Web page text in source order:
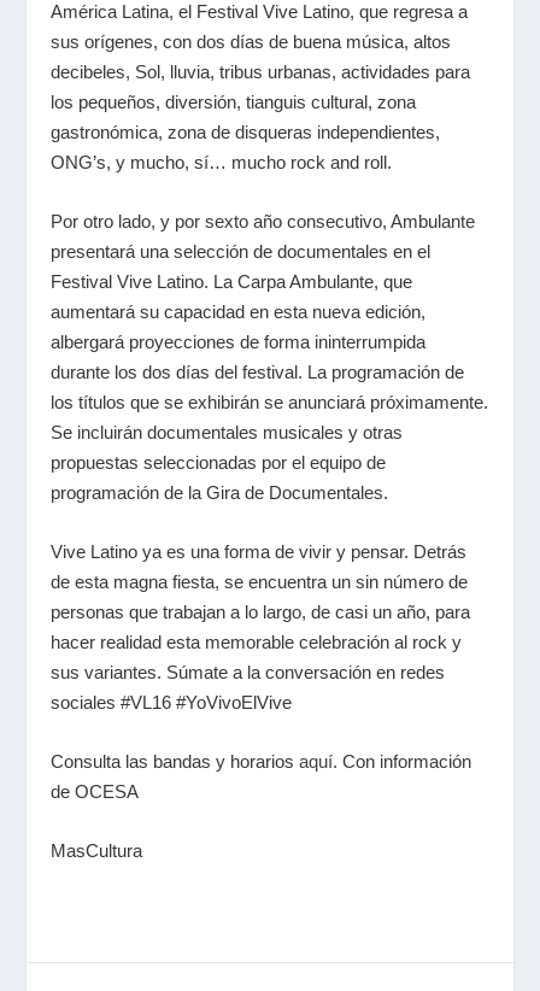
América Latina, el Festival Vive Latino, que regresa a
sus orígenes, con dos días de buena música, altos
decibeles, Sol, lluvia, tribus urbanas, actividades para
los pequeños, diversión, tianguis cultural, zona
gastronómica, zona de disqueras independientes,
ONG’s, y mucho, sí… mucho rock and roll.
Por otro lado, y por sexto año consecutivo, Ambulante
presentará una selección de documentales en el
Festival Vive Latino. La Carpa Ambulante, que
aumentará su capacidad en esta nueva edición,
albergará proyecciones de forma ininterrumpida
durante los dos días del festival. La programación de
los títulos que se exhibirán se anunciará próximamente.
Se incluirán documentales musicales y otras
propuestas seleccionadas por el equipo de
programación de la Gira de Documentales.
Vive Latino ya es una forma de vivir y pensar. Detrás
de esta magna fiesta, se encuentra un sin número de
personas que trabajan a lo largo, de casi un año, para
hacer realidad esta memorable celebración al rock y
sus variantes. Súmate a la conversación en redes
sociales #VL16 #YoVivoElVive
Consulta las bandas y horariosaquí. Con información
de OCESA
MasCultura